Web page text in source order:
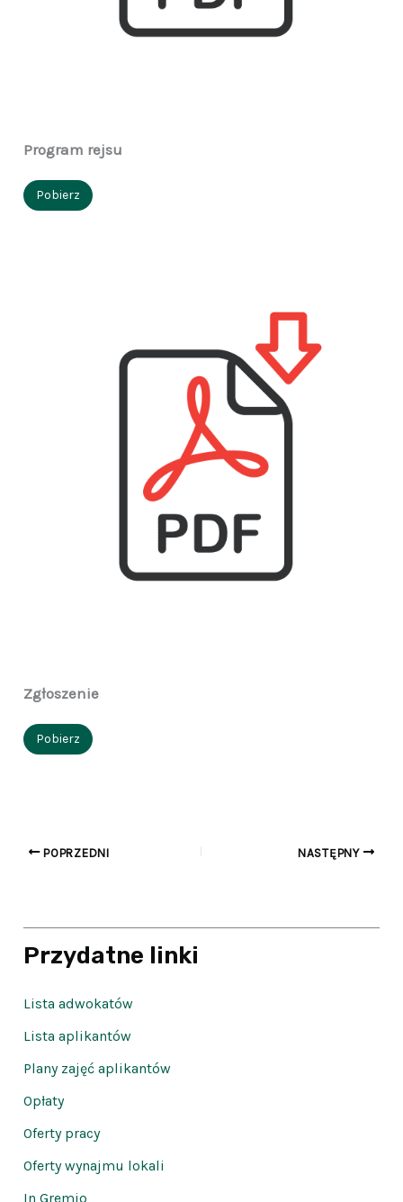
Program rejsu
Pobierz
Zgłoszenie
Pobierz
POPRZEDNI NASTĘPNY
Przydatne linki
Lista adwokatów
Lista aplikantów
Plany zajęć aplikantów
Opłaty
Oferty pracy
Oferty wynajmu lokali
In Gremio